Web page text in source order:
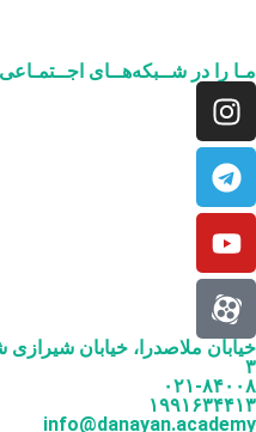
مـا را در شــبکه‌هــای اجــتمـاعی
خیابان ملاصدرا، خیابان شیرازی
۳
۰۲۱-۸۴۰۰۸
۱۹۹۱۶۳۴۴۱۳
info@danayan.academy